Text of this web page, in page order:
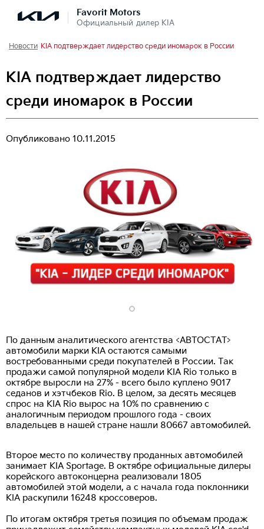
Favorit Motors
Официальный дилер KIA
Новости KIA подтверждает лидерство среди иномарок в России
KIA подтверждает лидерство
среди иномарок в России
Опубликовано 10.11.2015
По данным аналитического агентства <АВТОСТАТ>
автомобили марки KIA остаются самыми
востребованными среди покупателей в России. Так
продажи самой популярной модели KIA Rio только в
октябре выросли на 27% - всего было куплено 9017
седанов и хэтчбеков Rio. В целом, за десять месяцев
спрос на KIA Rio вырос на 10% по сравнению с
аналогичным периодом прошлого года - своих
владельцев в нашей стране нашли 80667 автомобилей.
Второе место по количеству проданных автомобилей
занимает KIA Sportage. В октябре официальные дилеры
корейского автоконцерна реализовали 1805
автомобилей этой модели, а с начала года поклонники
KIA раскупили 16248 кроссоверов.
По итогам октября третья позиция по объемам продаж